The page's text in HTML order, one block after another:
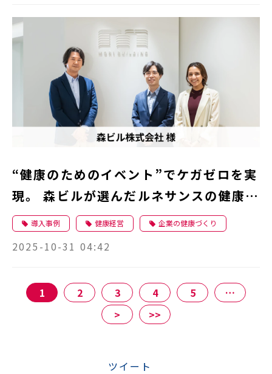
“健康のためのイベント”でケガゼロを実
現。 森ビルが選んだルネサンスの健康づ
くり支援
導入事例 健康経営 企業の健康づくり
2025-10-31 04:42
1 2 3 4 5
…
>
>>
ツイート